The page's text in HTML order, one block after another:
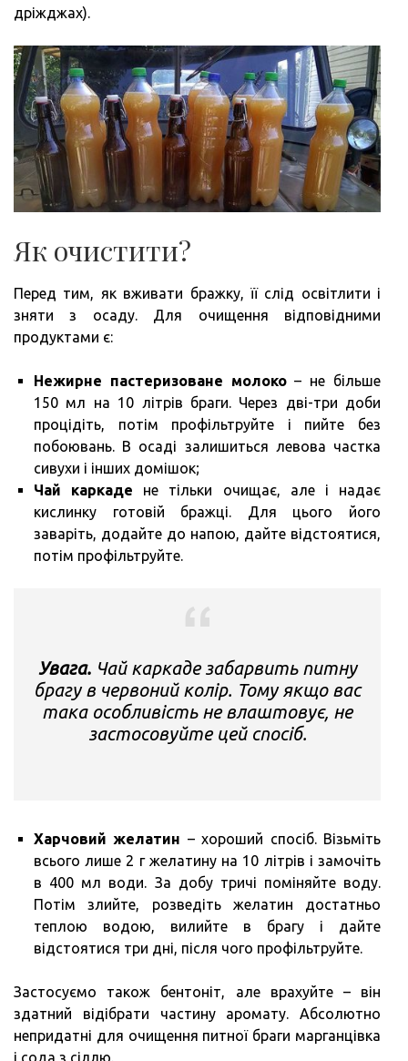
дріжджах).
Як очистити?
Перед тим, як вживати бражку, її слід освітлити і
зняти з осаду. Для очищення відповідними
продуктами є:
Нежирне пастеризоване молоко– не більше
150 мл на 10 літрів браги. Через дві-три доби
процідіть, потім профільтруйте і пийте без
побоювань. В осаді залишиться левова частка
сивухи і інших домішок;
Чай каркаде не тільки очищає, але і надає
кислинку готовій бражці. Для цього його
заваріть, додайте до напою, дайте відстоятися,
потім профільтруйте.
Увага.Чай каркаде забарвить питну
брагу в червоний колір. Тому якщо вас
така особливість не влаштовує, не
застосовуйте цей спосіб.
Харчовий желатин – хороший спосіб. Візьміть
всього лише 2 г желатину на 10 літрів і замочіть
в 400 мл води. За добу тричі поміняйте воду.
Потім злийте, розведіть желатин достатньо
теплою водою, вилийте в брагу і дайте
відстоятися три дні, після чого профільтруйте.
Застосуємо також бентоніт, але врахуйте – він
здатний відібрати частину аромату. Абсолютно
непридатні для очищення питної браги марганцівка
і сода з сіллю.